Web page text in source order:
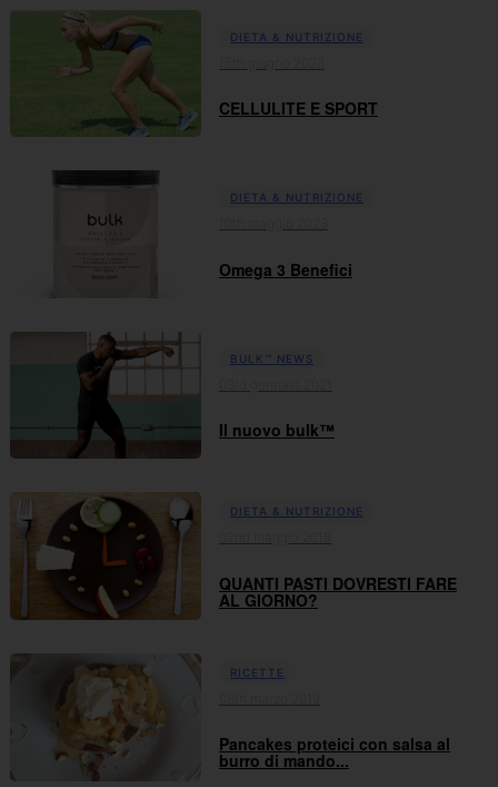
DIETA & NUTRIZIONE
CELLULITE E SPORT
DIETA & NUTRIZIONE
Omega 3 Benefici
BULK™ NEWS
Il nuovo bulk™
DIETA & NUTRIZIONE
QUANTI PASTI DOVRESTI FARE
AL GIORNO?
RICETTE
Pancakes proteici con salsa al
burro di mando...